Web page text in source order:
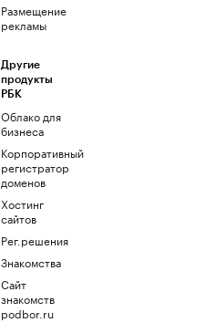
Размещение
рекламы
Другие
продукты
РБК
Облако для
бизнеса
Корпоративный
регистратор
доменов
Хостинг
сайтов
Рег.решения
Знакомства
Сайт
знакомств
podbor.ru